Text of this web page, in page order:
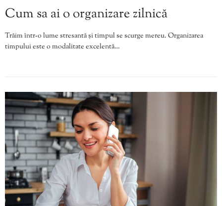
Cum sa ai o organizare zilnică
Trăim într-o lume stresantă și timpul se scurge mereu. Organizarea
timpului este o modalitate excelentă…